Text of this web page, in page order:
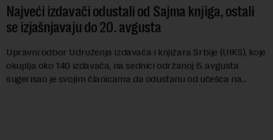
Najveći izdavači odustali od Sajma knjiga, ostali
se izjašnjavaju do 20. avgusta
Upravni odbor Udruženja izdavača i knjižara Srbije (UIKS), koje
okuplja oko 140 izdavača, na sednici održanoj 6. avgusta
sugerisao je svojim članicama da odustanu od učešća na